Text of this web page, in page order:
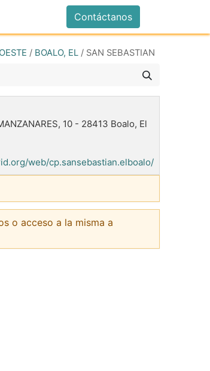
Contáctanos
/ BOALO, EL / SAN SEBASTIAN
10 - 28413 Boalo, El
web/cp.sansebastian.elboalo/
o acceso a la misma a